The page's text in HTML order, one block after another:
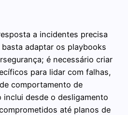
a incidentes precisa
basta adaptar os playbooks
é necessário criar
para lidar com falhas,
comportamento de
inclui desde o desligamento
até planos de